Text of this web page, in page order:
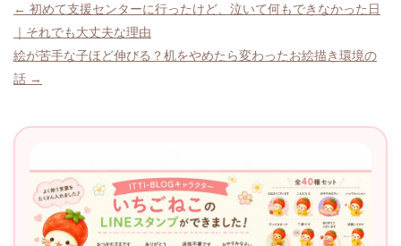
投
稿
ナ
ゲ
← 初めて支援センターに行ったけど、泣いて何もできなかった日
｜それでも大丈夫な理由
絵が苦手な子ほど伸びる？机をやめたら変わったお絵描き環境の
話 →